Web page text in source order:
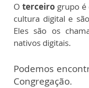
O terceiro grupo é
cultura digital e
Eles são os
nativos digitais.
Podemos
Congregação.